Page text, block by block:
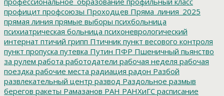
профицит профсоюзы Проходцев Пряма_линия_2025
прямая линия прямые выборы психбольница
психиатрическая больница психоневрологический
интернат птичий грипп Птичник пункт весового контроля
пункт пропуска путевка Путин ПФР Пшеничный пьянство
за рулем работа работодатели рабочая неделя рабочая
поездка рабочие места радиация радон Разбой
развлекательный центр развод Раздольное размыв
берегов ракеты Рамазанов РАН РАНХиГС расписание